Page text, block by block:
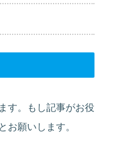
す。もし記事がお役
お願いします。